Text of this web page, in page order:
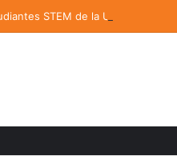
STEM de la UDLAP